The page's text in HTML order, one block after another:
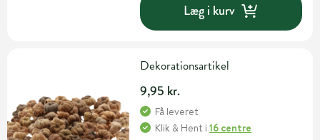
Læg i kurv
Dekorationsartikel
9,95 kr.
Få leveret
Klik & Hent i16 centre